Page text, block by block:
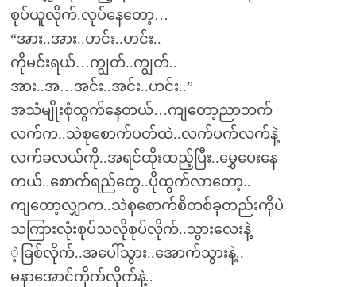
စုပ်ယူလိုက်.လုပ်နေတော့…
“အား..အား..ဟင်း..ဟင်း..
ကိုမင်းရယ်…ကျွတ်..ကျွတ်..
အား..အ…အင်း..အင်း..ဟင်း..”
အသံမျိုးစုံထွက်နေတယ်…ကျတော့ညာဘက်
လက်က..သဲစုစောက်ပတ်ထဲ..လက်ပက်လက်နဲ့
လက်ခလယ်ကို..အရင်ထိုးထည့်ပြီး..မွှေပေးနေ
တယ်..စောက်ရည်တွေ..ပိုထွက်လာတော့..
ကျတော့လျှာက..သဲစုစောက်စိတစ်ခုတည်းကိုပဲ
သကြားလုံးစုပ်သလိုစုပ်လိုက်..သွားလေးနဲ့
ဲ့ခြစ်လိုက်..အပေါ်သွား..အောက်သွားနဲ့..
မနာအောင်ကိုက်လိုက်နဲ့..